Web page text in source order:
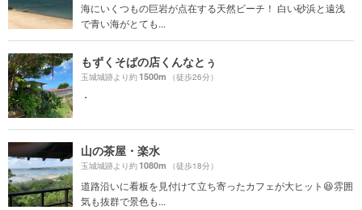
海にいくつもの巨岩が点在する天然ビーチ！ 白い砂浜と遠浅
で青い海がとても...
もずくそばの店くんなとぅ
玉城城跡より約1500m （徒歩26分）
・
山の茶屋・楽水
玉城城跡より約1080m （徒歩18分）
道路沿いに看板を見付けて立ち寄ったカフェが大ヒット😆雰囲
気も抜群で景色も...